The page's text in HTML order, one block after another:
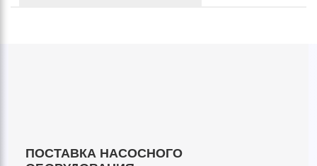
ПОСТАВКА НАСОСНОГО